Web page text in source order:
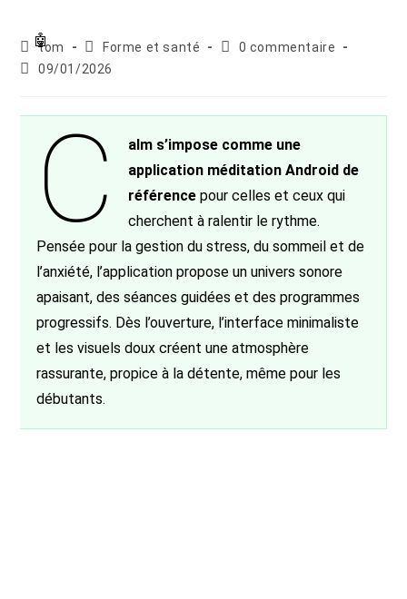
Auteur/autrice
de
tom
Post
category:
Forme et santé
Commentaires
0 commentaire
Publication
09/01/2026
C
alm s’impose comme une
application méditation Android de
référencepour celles et ceux qui
cherchent à ralentir le rythme.
Pensée pour la gestion du stress, du sommeil et de
l’anxiété, l’application propose un univers sonore
apaisant, des séances guidées et des programmes
progressifs. Dès l’ouverture, l’interface minimaliste
et les visuels doux créent une atmosphère
rassurante, propice à la détente, même pour les
débutants.